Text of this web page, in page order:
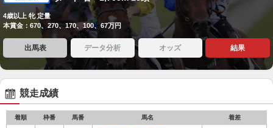
4歳以上 牝 定量
本賞金：670、270、170、100、67万円
出馬表 データ分析 オッズ 結果
競走成績
着順 枠番 馬番 馬名 着差